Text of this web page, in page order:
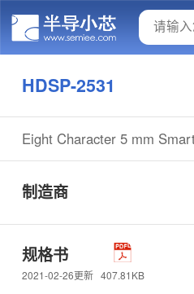
HDSP-2531
Eight Character 5 mm
制造商
规格书
2021-02-26更新 407.81KB